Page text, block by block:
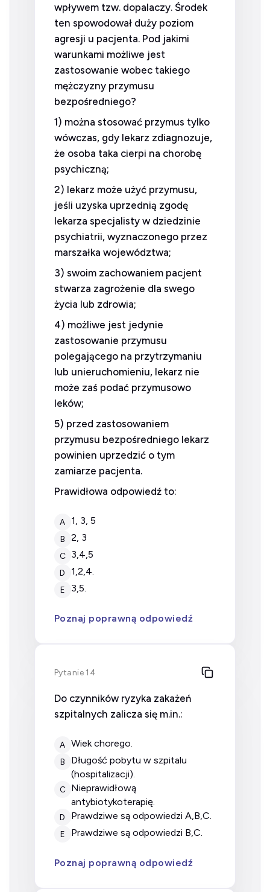
wpływem tzw. dopalaczy. Środek
ten spowodował duży poziom
agresji u pacjenta. Pod jakimi
warunkami możliwe jest
zastosowanie wobec takiego
mężczyzny przymusu
bezpośredniego?
1) można stosować przymus tylko
wówczas, gdy lekarz zdiagnozuje,
że osoba taka cierpi na chorobę
psychiczną;
2) lekarz może użyć przymusu,
jeśli uzyska uprzednią zgodę
lekarza specjalisty w dziedzinie
psychiatrii, wyznaczonego przez
marszałka województwa;
3) swoim zachowaniem pacjent
stwarza zagrożenie dla swego
życia lub zdrowia;
4) możliwe jest jedynie
zastosowanie przymusu
polegającego na przytrzymaniu
lub unieruchomieniu, lekarz nie
może zaś podać przymusowo
leków;
5) przed zastosowaniem
przymusu bezpośredniego lekarz
powinien uprzedzić o tym
zamiarze pacjenta.
Prawidłowa odpowiedź to:
A 1, 3, 5
B 2, 3
C 3,4,5
D 1,2,4.
E 3,5.
Poznaj poprawną odpowiedź
Pytanie 14
Do czynników ryzyka zakażeń
szpitalnych zalicza się m.in.:
A wiek chorego.
B
długość pobytu w szpitalu
(hospitalizacji).
C
nieprawidłową
antybiotykoterapię.
D prawdziwe są odpowiedzi A,B,C.
E prawdziwe są odpowiedzi B,C.
Poznaj poprawną odpowiedź